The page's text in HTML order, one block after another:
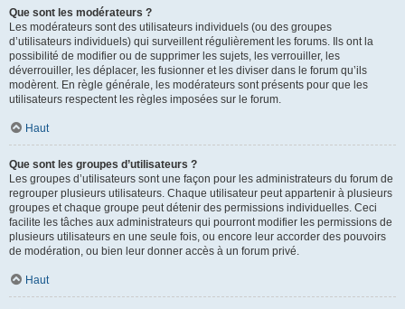
Que sont les modérateurs ?
Les modérateurs sont des utilisateurs individuels (ou des groupes
d’utilisateurs individuels) qui surveillent régulièrement les forums. Ils ont la
possibilité de modifier ou de supprimer les sujets, les verrouiller, les
déverrouiller, les déplacer, les fusionner et les diviser dans le forum qu’ils
modèrent. En règle générale, les modérateurs sont présents pour que les
utilisateurs respectent les règles imposées sur le forum.
Haut
Que sont les groupes d’utilisateurs ?
Les groupes d’utilisateurs sont une façon pour les administrateurs du forum de
regrouper plusieurs utilisateurs. Chaque utilisateur peut appartenir à plusieurs
groupes et chaque groupe peut détenir des permissions individuelles. Ceci
facilite les tâches aux administrateurs qui pourront modifier les permissions de
plusieurs utilisateurs en une seule fois, ou encore leur accorder des pouvoirs
de modération, ou bien leur donner accès à un forum privé.
Haut